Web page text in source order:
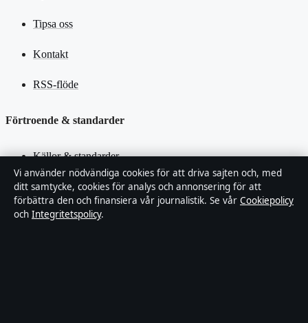
Tipsa oss
Kontakt
RSS-flöde
Förtroende & standarder
Källor & standarder
Redaktionell policy
Rättelsepolicy
Vi använder nödvändiga cookies för att driva sajten och, med
ditt samtycke, cookies för analys och annonsering för att
förbättra den och finansiera vår journalistik. Se vår Cookiepolicy
och Integritetspolicy.